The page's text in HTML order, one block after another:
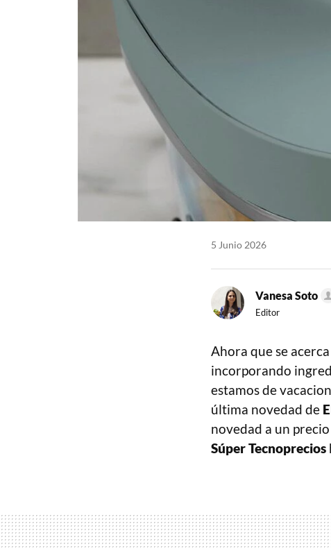
5 Junio 2026
Vanesa Soto
Editor
Ahora que se
incorporando
estamos de
última novedad de
novedad a un
Súper Tecnoprecios